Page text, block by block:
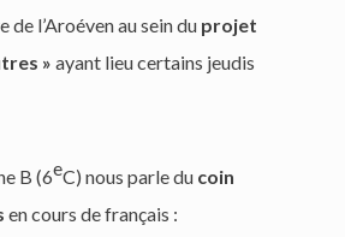
de l’Aroéven au sein du projet
» ayant lieu certains jeudis
B (6eC) nous parle du coin
en cours de français :